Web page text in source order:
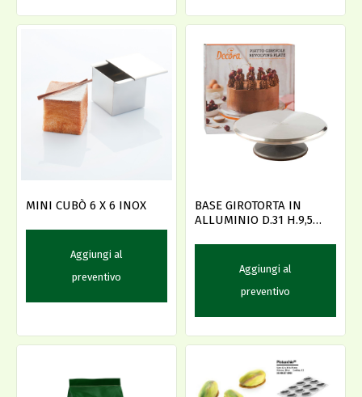
MINI CUBÒ 6 X 6 INOX
Aggiungi al
preventivo
BASE GIROTORTA IN
ALLUMINIO D.31 H.9,5
Aggiungi al
preventivo